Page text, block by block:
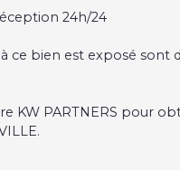
24h/24
ce bien est exposé sont
KW PARTNERS pour